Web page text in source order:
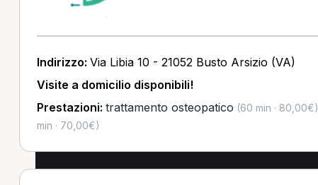
Indirizzo: Via Libia 10 - 21052 Busto Arsizio (VA)
Visite a domicilio disponibili!
Prestazioni: trattamento osteopatico (60 min · 80,00€)
min · 70,00€)